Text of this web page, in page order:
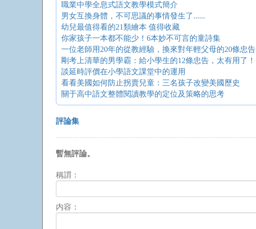
職業中學全息式語文教學模式簡介
男女互換身體，不可思議的事情發生了......
幼兒最值得看的21類繪本 值得收藏
你家孩子一本都不能少！6本妙不可言的童詩集
一位老師用20年的從教經驗，換來對年輕父母的20條忠告
談延時評價在小學語文課堂中的運用
看看美國如何防止拐賣兒童：三名孩子改變美國歷史
關于高中語文整體閱讀教學的定位及策略的思考
評論集
暫無評論。
稱謂：
内容：